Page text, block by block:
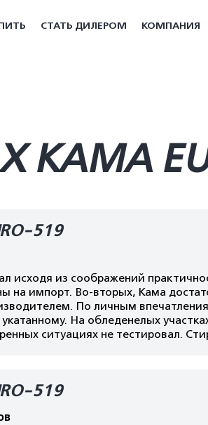
СТАТЬ ДИЛЕРОМ КОМПАНИЯ
519
исходя из соображений
на импорт. Во-вторых, Кама
По личным
На обледенелых
ситуациях не тестировал.
519